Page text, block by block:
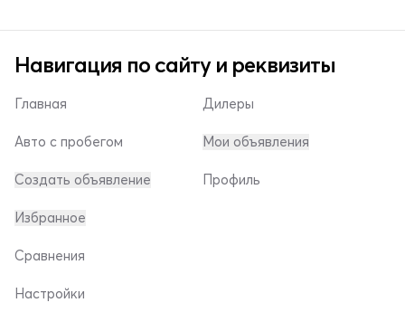
Навигация по сайту и реквизиты
Главная
Авто с пробегом
Создать объявление
Дилеры
Мои объявления
Профиль
Избранное
Сравнения
Настройки